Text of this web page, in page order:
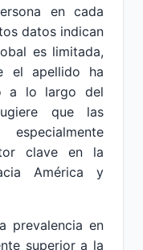
en cada
datos indican
es limitada,
el apellido ha
a lo largo del
que las
clave en la
América y
prevalencia en
superior a la